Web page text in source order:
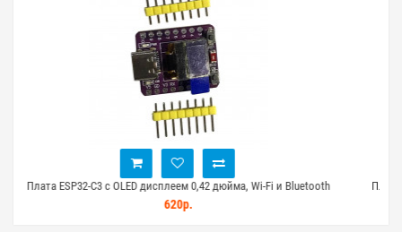
Плата расширения для ESP32-C3 Super Mini, expansion board для